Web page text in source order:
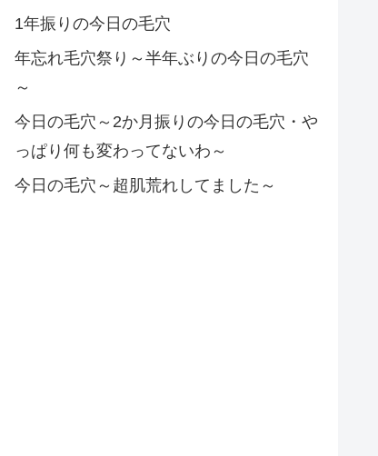
1年振りの今日の毛穴
年忘れ毛穴祭り～半年ぶりの今日の毛穴
～
今日の毛穴～2か月振りの今日の毛穴・や
っぱり何も変わってないわ～
今日の毛穴～超肌荒れしてました～